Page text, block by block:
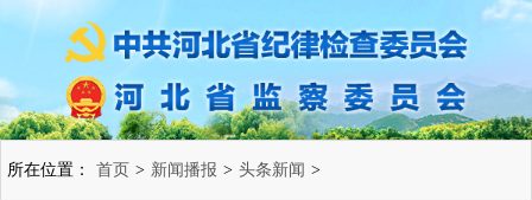
所在位置： 首页 > 新闻播报 > 头条新闻 >